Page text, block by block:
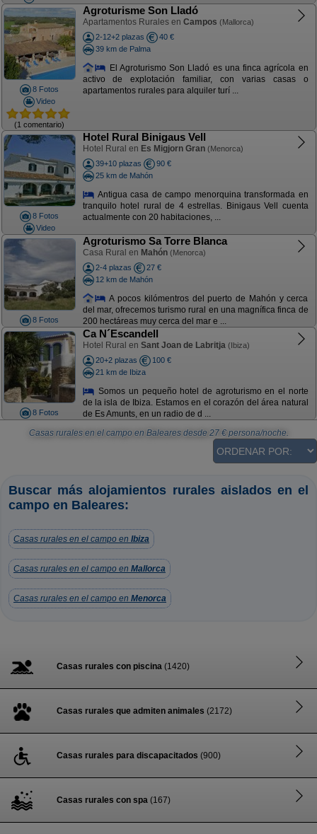
8 Fotos
Video
(1 comentario)
Agroturisme Son Lladó
Apartamentos Rurales en Campos (Mallorca)
2-12+2 plazas
40 €
39 km de Palma
El Agroturismo Son Lladó es una finca agrícola en
activo de explotación familiar, con varias casas o
apartamentos rurales para alquiler turí ...
8 Fotos
Video
Hotel Rural Binigaus Vell
Hotel Rural en Es Migjorn Gran (Menorca)
39+10 plazas
90 €
25 km de Mahón
Antigua casa de campo menorquina transformada en
tranquilo hotel rural de 4 estrellas. Binigaus Vell cuenta
actualmente con 20 habitaciones, ...
8 Fotos
Agroturismo Sa Torre Blanca
Casa Rural en Mahón (Menorca)
2-4 plazas
27 €
12 km de Mahón
A pocos kilómentros del puerto de Mahón y cerca
del mar, ofrecemos turismo rural en una magnífica finca de
200 hectáreas muy cerca del mar e ...
8 Fotos
Ca N´Escandell
Hotel Rural en Sant Joan de Labritja (Ibiza)
20+2 plazas
100 €
21 km de Ibiza
Somos un pequeño hotel de agroturismo en el norte
de la isla de Ibiza. Estamos en el corazón del área natural
de Es Amunts, en un radio de d ...
Casas rurales en el campo en Balearesdesde 27€ persona/noche.
Buscar más alojamientos rurales aislados en el
campo en Baleares:
Casas rurales en el campo en Ibiza
Casas rurales en el campo en Mallorca
Casas rurales en el campo en Menorca
Casas rurales con piscina (1420)
Casas rurales que admiten animales (2172)
Casas rurales para discapacitados (900)
Casas rurales con spa (167)